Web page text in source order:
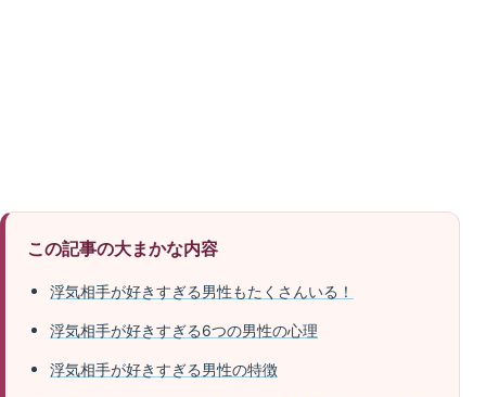
この記事の大まかな内容
浮気相手が好きすぎる男性もたくさんいる！
浮気相手が好きすぎる6つの男性の心理
浮気相手が好きすぎる男性の特徴